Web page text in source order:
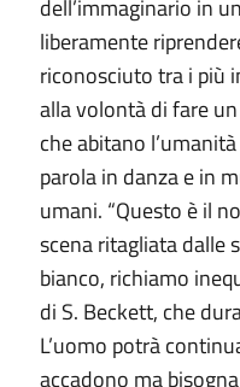
dell’immaginario in
liberamente
riconosciuto tra i più
alla volontà di fare
che abitano
parola in danza e in
umani. “Questo è il
scena ritagliata dalle
bianco, richiamo
di S. Beckett, che
L’uomo potrà
accadono ma